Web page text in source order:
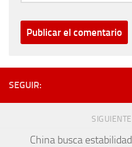
SEGUIR:
China busca